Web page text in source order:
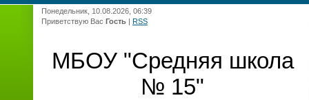
Понедельник, 10.08.2026, 06:39
Приветствую Вас Гость | RSS
МБОУ "Средняя школа
№ 15"